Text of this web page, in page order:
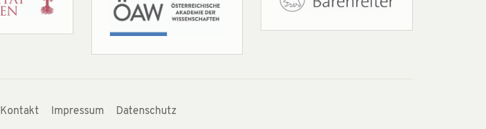
Kontakt Impressum Datenschutz